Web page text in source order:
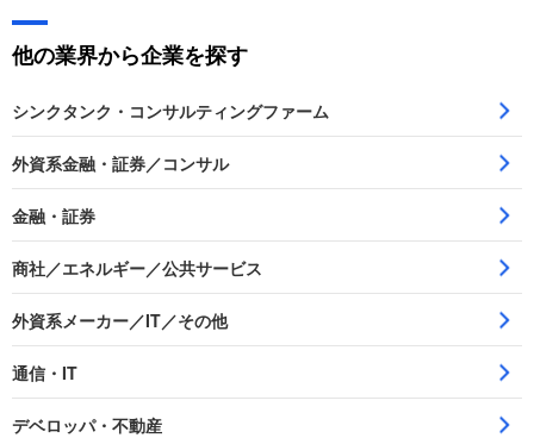
他の業界から企業を探す
シンクタンク・コンサルティングファーム
外資系金融・証券／コンサル
金融・証券
商社／エネルギー／公共サービス
外資系メーカー／IT／その他
通信・IT
デベロッパ・不動産